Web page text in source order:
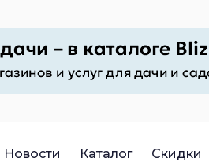
Новости Каталог Скидки